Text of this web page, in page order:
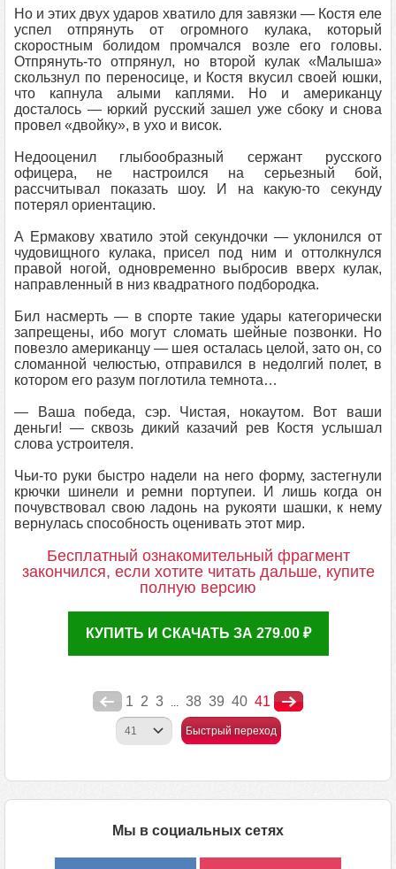
Но и этих двух ударов хватило для завязки — Костя еле
успел отпрянуть от огромного кулака, который
скоростным болидом промчался возле его головы.
Отпрянуть-то отпрянул, но второй кулак «Малыша»
скользнул по переносице, и Костя вкусил своей юшки,
что капнула алыми каплями. Но и американцу
досталось — юркий русский зашел уже сбоку и снова
провел «двойку», в ухо и висок.
Недооценил глыбообразный сержант русского
офицера, не настроился на серьезный бой,
рассчитывал показать шоу. И на какую-то секунду
потерял ориентацию.
А Ермакову хватило этой секундочки — уклонился от
чудовищного кулака, присел под ним и оттолкнулся
правой ногой, одновременно выбросив вверх кулак,
направленный в низ квадратного подбородка.
Бил насмерть — в спорте такие удары категорически
запрещены, ибо могут сломать шейные позвонки. Но
повезло американцу — шея осталась целой, зато он, со
сломанной челюстью, отправился в недолгий полет, в
котором его разум поглотила темнота…
— Ваша победа, сэр. Чистая, нокаутом. Вот ваши
деньги! — сквозь дикий казачий рев Костя услышал
слова устроителя.
Чьи-то руки быстро надели на него форму, застегнули
крючки шинели и ремни портупеи. И лишь когда он
почувствовал свою ладонь на рукояти шашки, к нему
вернулась способность оценивать этот мир.
Бесплатный ознакомительный фрагмент
закончился, если хотите читать дальше, купите
полную версию
КУПИТЬ И СКАЧАТЬ ЗА 279.00 ₽
1 2 3 ... 38 39 40 41
Быстрый переход
Мы в социальных сетях